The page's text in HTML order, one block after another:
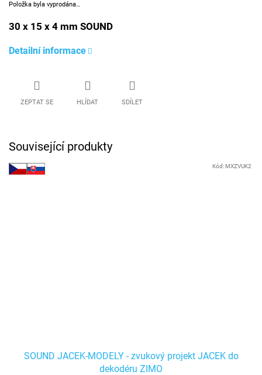
Položka byla vyprodána…
30 x 15 x 4 mm SOUND
Detailní informace
ZEPTAT SE HLÍDAT SDÍLET
Související produkty
SOUND JACEK-MODELY - zvukový projekt JACEK do
dekodéru ZIMO
Kód:MXZVUK2